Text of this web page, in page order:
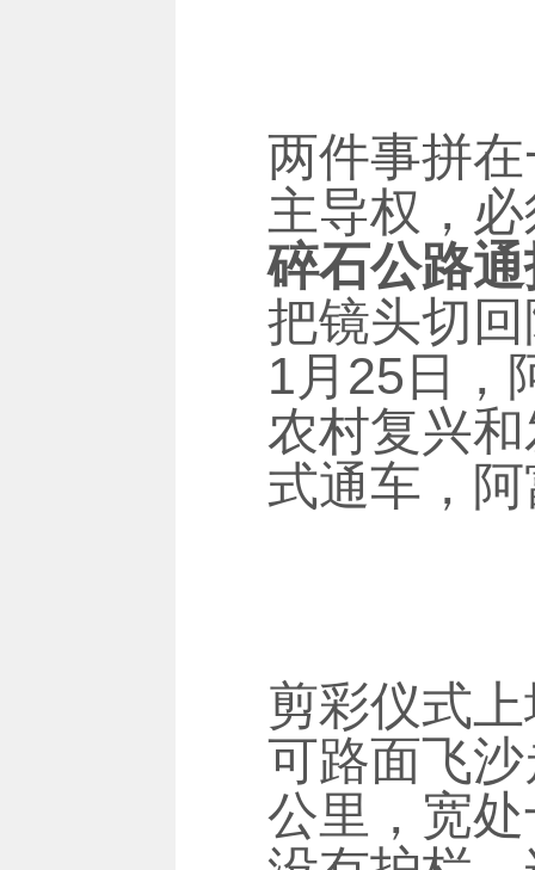
两件事拼
主导权，
碎石公路
把镜头切
1月25日，
农村复兴
式通车，
剪彩仪式
可路面飞
公里，宽